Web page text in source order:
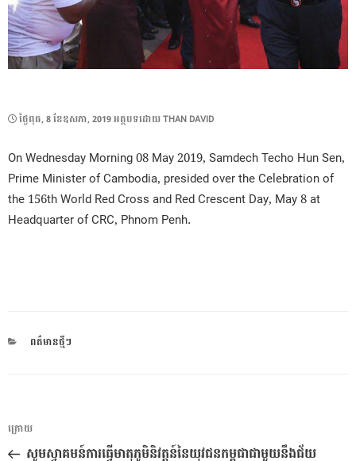
POSTED
ថ្ងៃ​ពុធ, 8 ខែ​ឧសភា, 2019អត្ថបទដោយTHAN DAVID
On Wednesday Morning 08 May 2019, Samdech Techo Hun Sen,
Prime Minister of Cambodia, presided over the Celebration of
the 156th World Red Cross and Red Crescent Day, May 8 at
Headquarter of CRC, Phnom Penh.
CATEGORIES
ពត៌មានថ្មីៗ
ការ​
នាំទិស​
អត្ថបទ
មុន
ក្រោយ
សូមស្វាគមន៍ការធ្វើមាតុភូមិនិវត្តន៍នៃយុវជនកម្ពុជាជាមួយនឹងជ័យ